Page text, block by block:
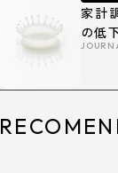
[本社] 〒162-0806
家計
の低